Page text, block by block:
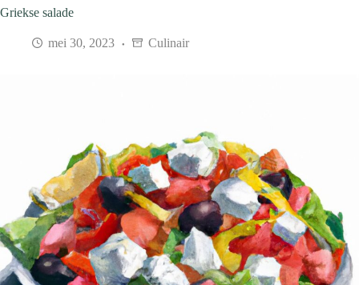
Griekse salade
mei 30, 2023 Culinair